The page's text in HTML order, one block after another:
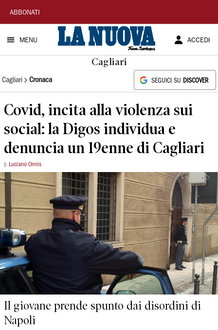
La
Nuova
Sardegna
ABBONATI
MENU ACCEDI
Cagliari
Cagliari Cronaca SEGUICI SU DISCOVER
Covid, incita alla violenza sui
social: la Digos individua e
denuncia un 19enne di Cagliari
Luciano Onnis
Il giovane prende spunto dai disordini di
Napoli